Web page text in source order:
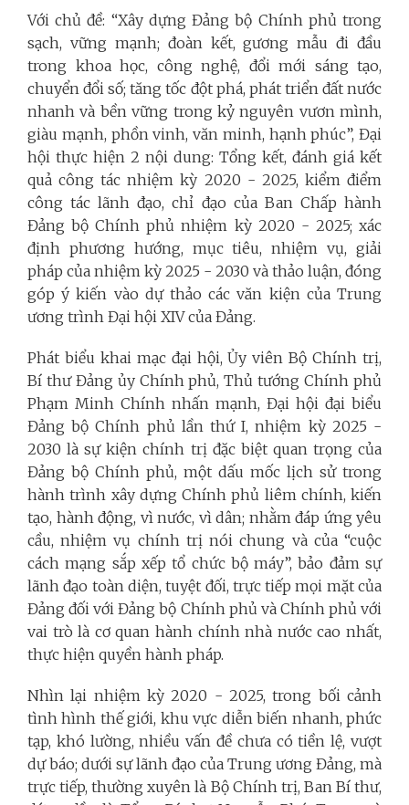
Với chủ đề: “Xây dựng Đảng bộ Chính phủ trong
sạch, vững mạnh; đoàn kết, gương mẫu đi đầu
trong khoa học, công nghệ, đổi mới sáng tạo,
chuyển đổi số; tăng tốc đột phá, phát triển đất nước
nhanh và bền vững trong kỷ nguyên vươn mình,
giàu mạnh, phồn vinh, văn minh, hạnh phúc”, Đại
hội thực hiện 2 nội dung: Tổng kết, đánh giá kết
quả công tác nhiệm kỳ 2020 - 2025, kiểm điểm
công tác lãnh đạo, chỉ đạo của Ban Chấp hành
Đảng bộ Chính phủ nhiệm kỳ 2020 - 2025; xác
định phương hướng, mục tiêu, nhiệm vụ, giải
pháp của nhiệm kỳ 2025 - 2030 và thảo luận, đóng
góp ý kiến vào dự thảo các văn kiện của Trung
ương trình Đại hội XIV của Đảng.
Phát biểu khai mạc đại hội, Ủy viên Bộ Chính trị,
Bí thư Đảng ủy Chính phủ, Thủ tướng Chính phủ
Phạm Minh Chính nhấn mạnh, Đại hội đại biểu
Đảng bộ Chính phủ lần thứ I, nhiệm kỳ 2025 -
2030 là sự kiện chính trị đặc biệt quan trọng của
Đảng bộ Chính phủ, một dấu mốc lịch sử trong
hành trình xây dựng Chính phủ liêm chính, kiến
tạo, hành động, vì nước, vì dân; nhằm đáp ứng yêu
cầu, nhiệm vụ chính trị nói chung và của “cuộc
cách mạng sắp xếp tổ chức bộ máy”, bảo đảm sự
lãnh đạo toàn diện, tuyệt đối, trực tiếp mọi mặt của
Đảng đối với Đảng bộ Chính phủ và Chính phủ với
vai trò là cơ quan hành chính nhà nước cao nhất,
thực hiện quyền hành pháp.
Nhìn lại nhiệm kỳ 2020 - 2025, trong bối cảnh
tình hình thế giới, khu vực diễn biến nhanh, phức
tạp, khó lường, nhiều vấn đề chưa có tiền lệ, vượt
dự báo; dưới sự lãnh đạo của Trung ương Đảng, mà
trực tiếp, thường xuyên là Bộ Chính trị, Ban Bí thư,